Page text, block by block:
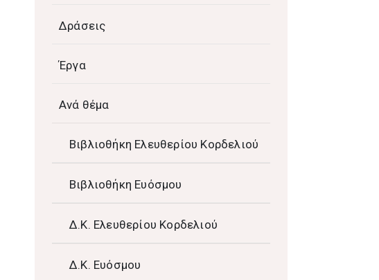
Δράσεις
Έργα
Ανά θέμα
Βιβλιοθήκη Ελευθερίου Κορδελιού
Βιβλιοθήκη Ευόσμου
Δ.Κ. Ελευθερίου Κορδελιού
Δ.Κ. Ευόσμου